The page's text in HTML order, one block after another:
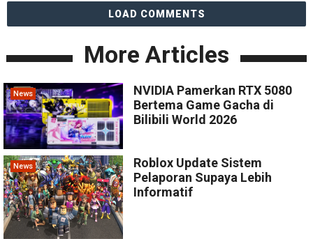
LOAD COMMENTS
More Articles
News
NVIDIA Pamerkan RTX 5080
Bertema Game Gacha di
Bilibili World 2026
News
Roblox Update Sistem
Pelaporan Supaya Lebih
Informatif